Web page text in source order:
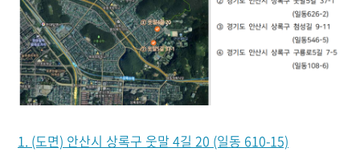
1. (도면) 안산시 상록구 웃말 4길 20 (일동 610-15)